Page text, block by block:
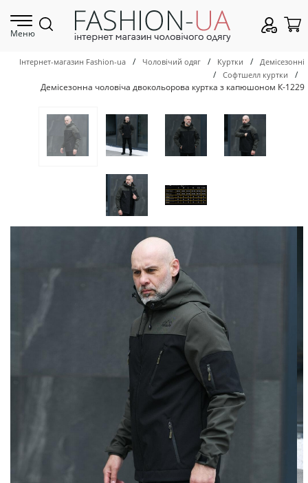
Меню
Інтернет-магазин Fashion-ua / Чоловічий одяг / Куртки / Демісезонні
/ Софтшелл куртки
/
Демісезонна чоловіча двокольорова куртка з капюшоном К-1229